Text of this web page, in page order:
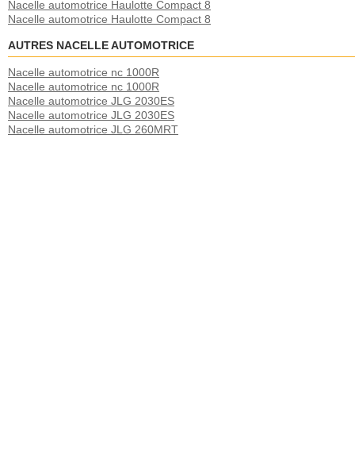
Nacelle automotrice Haulotte Compact 8
Nacelle automotrice Haulotte Compact 8
AUTRES NACELLE AUTOMOTRICE
Nacelle automotrice nc 1000R
Nacelle automotrice nc 1000R
Nacelle automotrice JLG 2030ES
Nacelle automotrice JLG 2030ES
Nacelle automotrice JLG 260MRT